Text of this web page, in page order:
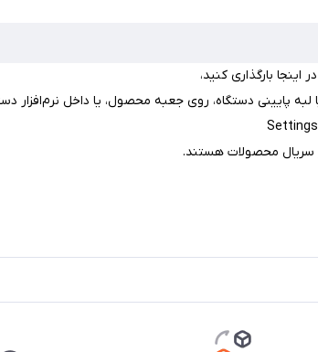
بارگذاری کنید،
پایینی دستگاه، روی جعبه محصول، یا داخل نرم‌افزار